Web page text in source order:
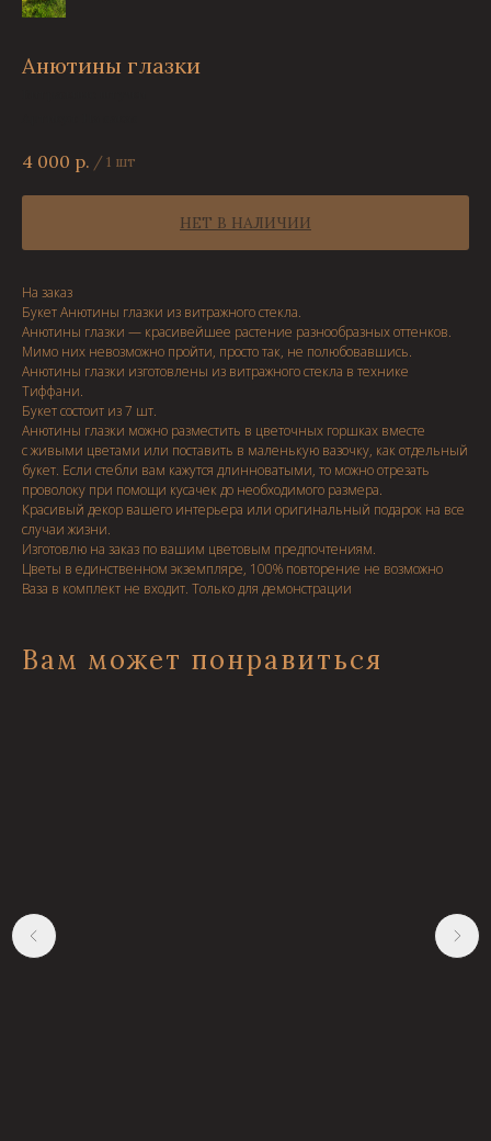
Анютины глазки
4 000 р. /1 шт
НЕТ В НАЛИЧИИ
На заказ
Букет Анютины глазки из витражного стекла.
Анютины глазки — красивейшее растение разнообразных оттенков.
Мимо них невозможно пройти, просто так, не полюбовавшись.
Анютины глазки изготовлены из витражного стекла в технике
Тиффани.
Букет состоит из 7 шт.
Анютины глазки можно разместить в цветочных горшках вместе
с живыми цветами или поставить в маленькую вазочку, как отдельный
букет. Если стебли вам кажутся длинноватыми, то можно отрезать
проволоку при помощи кусачек до необходимого размера.
Красивый декор вашего интерьера или оригинальный подарок на все
случаи жизни.
Изготовлю на заказ по вашим цветовым предпочтениям.
Цветы в единственном экземпляре, 100% повторение не возможно
Ваза в комплект не входит. Только для демонстрации
Вам может понравиться